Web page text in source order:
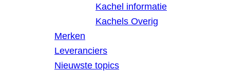
Kachel informatie
Kachels Overig
Merken
Leveranciers
Nieuwste topics